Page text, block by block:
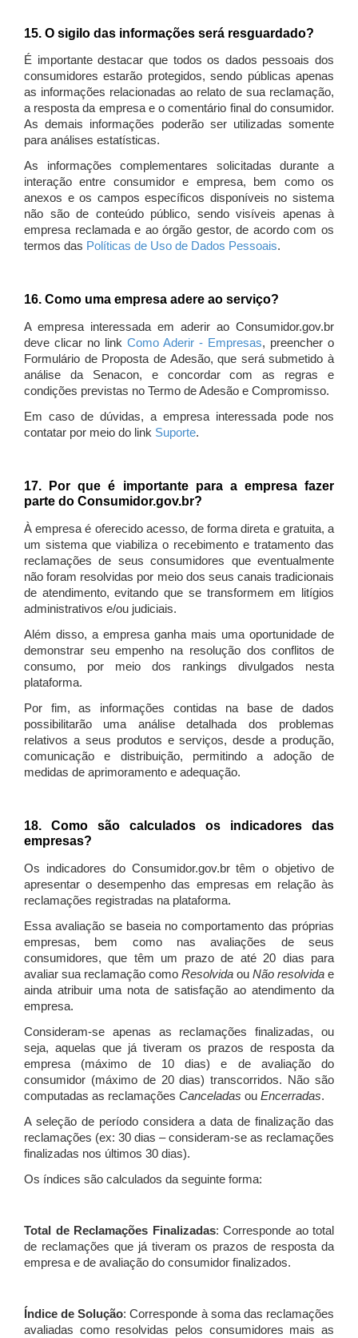
15. O sigilo das informações será resguardado?
É importante destacar que todos os dados pessoais dos
consumidores estarão protegidos, sendo públicas apenas
as informações relacionadas ao relato de sua reclamação,
a resposta da empresa e o comentário final do consumidor.
As demais informações poderão ser utilizadas somente
para análises estatísticas.
As informações complementares solicitadas durante a
interação entre consumidor e empresa, bem como os
anexos e os campos específicos disponíveis no sistema
não são de conteúdo público, sendo visíveis apenas à
empresa reclamada e ao órgão gestor, de acordo com os
termos das Políticas de Uso de Dados Pessoais.
16. Como uma empresa adere ao serviço?
A empresa interessada em aderir ao Consumidor.gov.br
deve clicar no link Como Aderir - Empresas, preencher o
Formulário de Proposta de Adesão, que será submetido à
análise da Senacon, e concordar com as regras e
condições previstas no Termo de Adesão e Compromisso.
Em caso de dúvidas, a empresa interessada pode nos
contatar por meio do link Suporte.
17. Por que é importante para a empresa fazer
parte do Consumidor.gov.br?
À empresa é oferecido acesso, de forma direta e gratuita, a
um sistema que viabiliza o recebimento e tratamento das
reclamações de seus consumidores que eventualmente
não foram resolvidas por meio dos seus canais tradicionais
de atendimento, evitando que se transformem em litígios
administrativos e/ou judiciais.
Além disso, a empresa ganha mais uma oportunidade de
demonstrar seu empenho na resolução dos conflitos de
consumo, por meio dos rankings divulgados nesta
plataforma.
Por fim, as informações contidas na base de dados
possibilitarão uma análise detalhada dos problemas
relativos a seus produtos e serviços, desde a produção,
comunicação e distribuição, permitindo a adoção de
medidas de aprimoramento e adequação.
18. Como são calculados os indicadores das
empresas?
Os indicadores do Consumidor.gov.br têm o objetivo de
apresentar o desempenho das empresas em relação às
reclamações registradas na plataforma.
Essa avaliação se baseia no comportamento das próprias
empresas, bem como nas avaliações de seus
consumidores, que têm um prazo de até 20 dias para
avaliar sua reclamação como Resolvida ou Não resolvida e
ainda atribuir uma nota de satisfação ao atendimento da
empresa.
Consideram-se apenas as reclamações finalizadas, ou
seja, aquelas que já tiveram os prazos de resposta da
empresa (máximo de 10 dias) e de avaliação do
consumidor (máximo de 20 dias) transcorridos. Não são
computadas as reclamações Canceladas ou Encerradas.
A seleção de período considera a data de finalização das
reclamações (ex: 30 dias – consideram-se as reclamações
finalizadas nos últimos 30 dias).
Os índices são calculados da seguinte forma:
Total de Reclamações Finalizadas: Corresponde ao total
de reclamações que já tiveram os prazos de resposta da
empresa e de avaliação do consumidor finalizados.
Índice de Solução: Corresponde à soma das reclamações
avaliadas como resolvidas pelos consumidores mais as